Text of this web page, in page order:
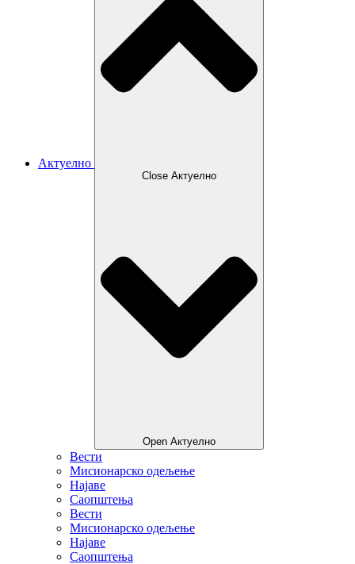
Актуелно
Close Актуелно
Open Актуелно
Вести
Мисионарско одељење
Најаве
Саопштења
Вести
Мисионарско одељење
Најаве
Саопштења